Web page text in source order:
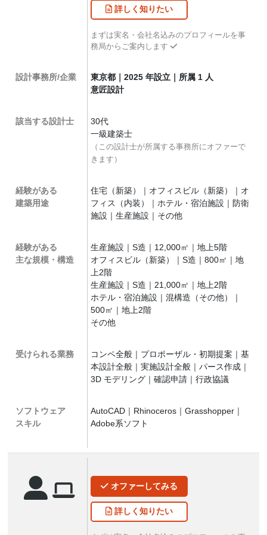
詳しく知りたい
まずは実名・会社名込みのプロフィールを事
務局からご案内します
設計事務所/企業
東京都｜2025 年設立｜所属 1 人
意匠設計
該当する設計士
30代
一級建築士
（この設計士が所属する事務所にオファーで
きます）
経験がある
建築用途
住宅（新築）｜オフィスビル（新築）｜オ
フィス（内装）｜ホテル・宿泊施設｜防衛
施設｜生産施設｜その他
経験がある
主な規模・構造
生産施設｜S造｜12,000㎡｜地上5階
オフィスビル（新築）｜S造｜800㎡｜地
上2階
生産施設｜S造｜21,000㎡｜地上2階
ホテル・宿泊施設｜混構造（その他）｜
500㎡｜地上2階
その他
受けられる業務
コンペ全般｜プロポーザル・初期提案｜基
本設計全般｜実施設計全般｜パース作成｜
3D モデリング｜確認申請｜行政協議
ソフトウェア
スキル
AutoCAD｜Rhinoceros｜Grasshopper｜
Adobe系ソフト
オファーしてみる
詳しく知りたい